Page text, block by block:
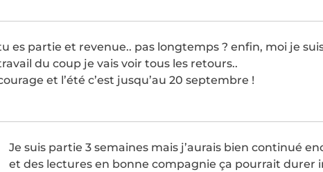
es partie et revenue.. pas longtemps ? enfin, moi je
du coup je vais voir tous les retours..
et l’été c’est jusqu’au 20 septembre !
Je suis partie 3 semaines mais j’aurais bien continué
et des lectures en bonne compagnie ça pourrait durer